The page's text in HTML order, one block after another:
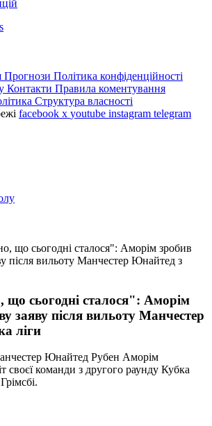
Прогнози Політика конфіденційності
Контакти Правила коментування
Структура власності
facebook x youtube instagram telegram
що сьогодні сталося": Аморім зробив
після вильоту Манчестер Юнайтед з
що сьогодні сталося": Аморім
заяву після вильоту Манчестер
ліги
Юнайтед Рубен Аморім
своєї команди з другого раунду Кубка